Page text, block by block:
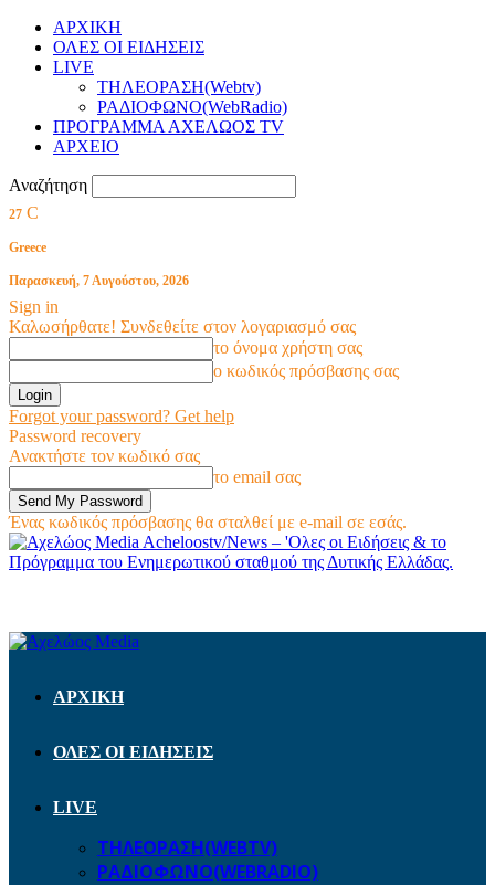
ΑΡΧΙΚΗ
ΟΛΕΣ ΟΙ ΕΙΔΗΣΕΙΣ
LIVE
ΤΗΛΕΟΡΑΣΗ(Webtv)
ΡΑΔΙΟΦΩΝΟ(WebRadio)
ΠΡΟΓΡΑΜΜΑ ΑΧΕΛΩΟΣ TV
ΑΡΧΕΙΟ
Αναζήτηση
27 C
Greece
Παρασκευή, 7 Αυγούστου, 2026
Sign in
Καλωσήρθατε! Συνδεθείτε στον λογαριασμό σας
το όνομα χρήστη σας
ο κωδικός πρόσβασης σας
Forgot your password? Get help
Password recovery
Ανακτήστε τον κωδικό σας
το email σας
Ένας κωδικός πρόσβασης θα σταλθεί με e-mail σε εσάς.
Acheloostv/News – 'Ολες οι Ειδήσεις & το
Πρόγραμμα του Ενημερωτικού σταθμού της Δυτικής Ελλάδας.
ΑΡΧΙΚΗ
ΟΛΕΣ ΟΙ ΕΙΔΗΣΕΙΣ
LIVE
ΤΗΛΕΟΡΑΣΗ(WEBTV)
ΡΑΔΙΟΦΩΝΟ(WEBRADIO)